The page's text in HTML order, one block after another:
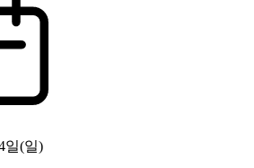
일(일)